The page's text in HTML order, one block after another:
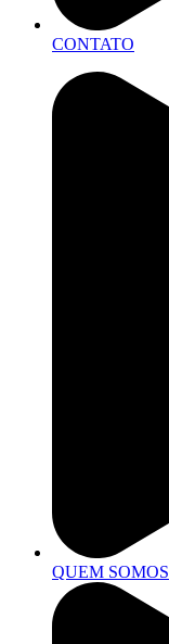
CONTATO
QUEM SOMOS